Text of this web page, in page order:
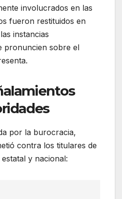
involucrados en las
fueron restituidos en
instancias
pronuncien sobre el
por la burocracia,
contra los titulares de
y nacional: